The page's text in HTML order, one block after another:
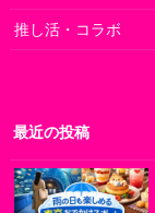
推し活・コラボ
最近の投稿